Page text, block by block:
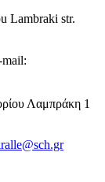
Lambraki str.
Λαμπράκη 1